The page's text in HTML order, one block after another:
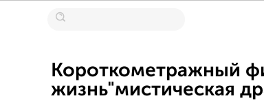
Короткометражный
жизнь"мистическая